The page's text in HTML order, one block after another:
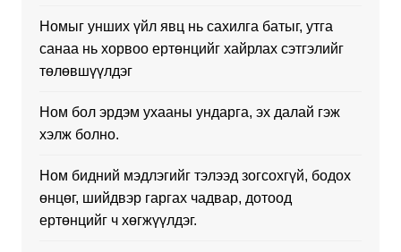
Номыг унших үйл явц нь сахилга батыг, утга
санаа нь хорвоо ертөнцийг хайрлах сэтгэлийг
төлөвшүүлдэг
Ном бол эрдэм ухааны ундарга, эх далай гэж
хэлж болно.
Ном бидний мэдлэгийг тэлээд зогсохгүй, бодох
өнцөг, шийдвэр гаргах чадвар, дотоод
ертөнцийг ч хөгжүүлдэг.